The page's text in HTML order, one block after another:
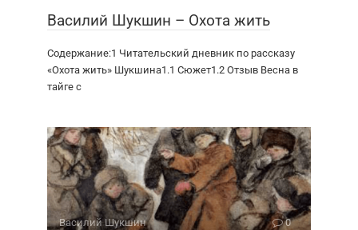
Василий Шукшин – Охота жить
Содержание:1 Читательский дневник по рассказу
«Охота жить» Шукшина1.1 Сюжет1.2 Отзыв Весна в
тайге с
Василий Шукшин 0